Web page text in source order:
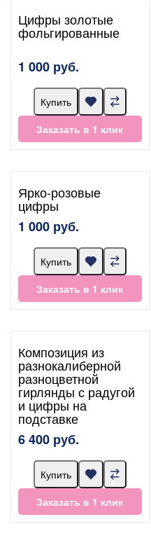
Цифры золотые
фольгированные
1 000 руб.
Купить
Заказать в 1 клик
Ярко-розовые
цифры
1 000 руб.
Купить
Заказать в 1 клик
Композиция из
разнокалиберной
разноцветной
гирлянды с радугой
и цифры на
подставке
6 400 руб.
Купить
Заказать в 1 клик